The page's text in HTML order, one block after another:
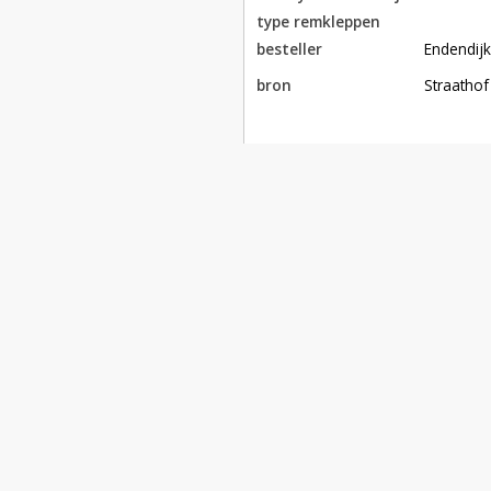
type remkleppen
besteller
Endendijk
bron
Straathof